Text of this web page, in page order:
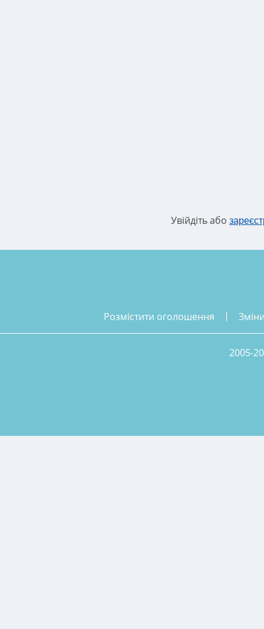
Увійдіть або
розмістити оголошення
2005-